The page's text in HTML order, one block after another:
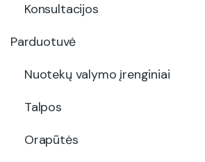
Konsultacijos
Parduotuvė
Nuotekų valymo įrenginiai
Talpos
Orapūtės